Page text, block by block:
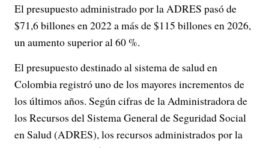
El presupuesto administrado por la ADRES pasó de
$71,6 billones en 2022 a más de $115 billones en 2026,
un aumento superior al 60 %.
El presupuesto destinado al sistema de salud en
Colombia registró uno de los mayores incrementos de
los últimos años. Según cifras de la Administradora de
los Recursos del Sistema General de Seguridad Social
en Salud (ADRES), los recursos administrados por la